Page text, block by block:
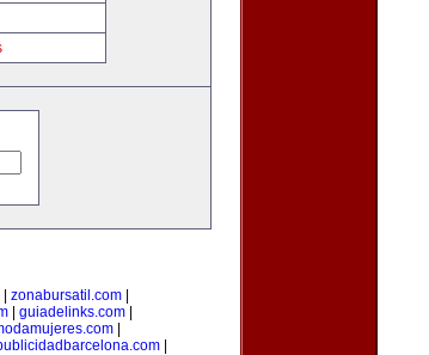
zonabursatil.com
guiadelinks.com
|